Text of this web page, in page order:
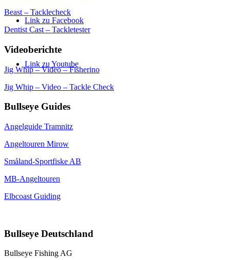
Link zu Facebook
Link zu Youtube
Beast – Tacklecheck
Dentist Cast – Tackletester
Videoberichte
Jig Whip – Video – Fisherino
Jig Whip – Video – Tackle Check
Bullseye Guides
Angelguide Tramnitz
Angeltouren Mirow
Småland-Sportfiske AB
MB-Angeltouren
Elbcoast Guiding
Bullseye Deutschland
Bullseye Fishing AG